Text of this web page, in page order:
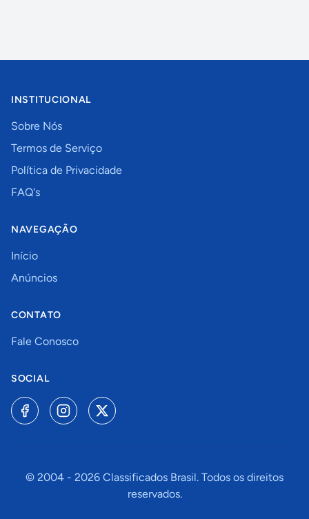
INSTITUCIONAL
Sobre Nós
Termos de Serviço
Política de Privacidade
FAQ's
NAVEGAÇÃO
Início
Anúncios
CONTATO
Fale Conosco
SOCIAL
© 2004 - 2026 Classificados Brasil. Todos os direitos
reservados.